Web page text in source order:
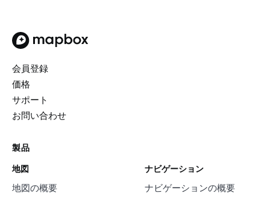
会員登録
価格
サポート
お問い合わせ
製品
地図
地図の概要
ナビゲーション
ナビゲーションの概要